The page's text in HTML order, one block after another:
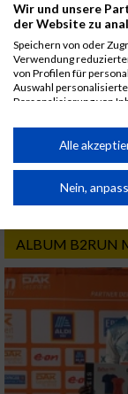
ALBUM B2RUN
Wir und unsere
der Website zu
Speichern von oder
Verwendung
von Profilen für
Auswahl
Personalisierung von
Performance von
Kombinationen von
von Inhalten.
Daten können
Partnerliste
Wir nutzen Ihre Daten
IAB-
Speichern von
auf einem
Alle
Nein,